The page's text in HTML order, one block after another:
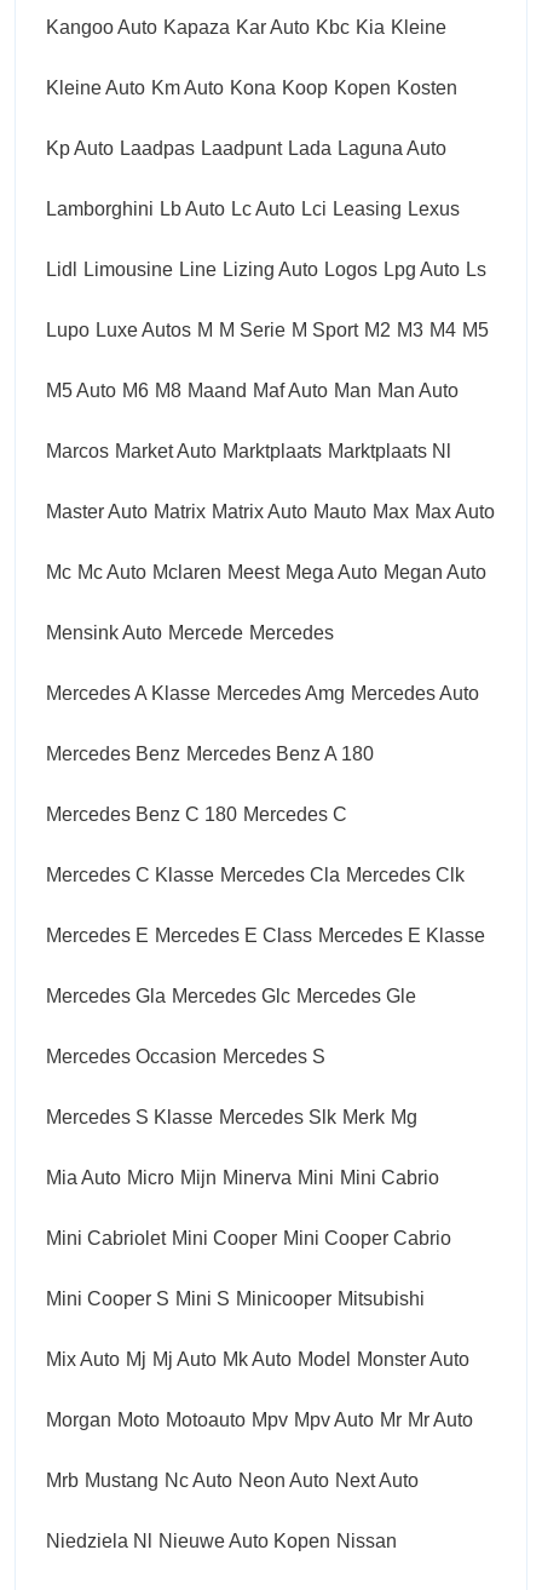
Kangoo Auto Kapaza Kar Auto Kbc Kia Kleine
Kleine Auto Km Auto Kona Koop Kopen Kosten
Kp Auto Laadpas Laadpunt Lada Laguna Auto
Lamborghini Lb Auto Lc Auto Lci Leasing Lexus
Lidl Limousine Line Lizing Auto Logos Lpg Auto Ls
Lupo Luxe Autos M M Serie M Sport M2 M3 M4 M5
M5 Auto M6 M8 Maand Maf Auto Man Man Auto
Marcos Market Auto Marktplaats Marktplaats Nl
Master Auto Matrix Matrix Auto Mauto Max Max Auto
Mc Mc Auto Mclaren Meest Mega Auto Megan Auto
Mensink Auto Mercede Mercedes
Mercedes A Klasse Mercedes Amg Mercedes Auto
Mercedes Benz Mercedes Benz A 180
Mercedes Benz C 180 Mercedes C
Mercedes C Klasse Mercedes Cla Mercedes Clk
Mercedes E Mercedes E Class Mercedes E Klasse
Mercedes Gla Mercedes Glc Mercedes Gle
Mercedes Occasion Mercedes S
Mercedes S Klasse Mercedes Slk Merk Mg
Mia Auto Micro Mijn Minerva Mini Mini Cabrio
Mini Cabriolet Mini Cooper Mini Cooper Cabrio
Mini Cooper S Mini S Minicooper Mitsubishi
Mix Auto Mj Mj Auto Mk Auto Model Monster Auto
Morgan Moto Motoauto Mpv Mpv Auto Mr Mr Auto
Mrb Mustang Nc Auto Neon Auto Next Auto
Niedziela Nl Nieuwe Auto Kopen Nissan